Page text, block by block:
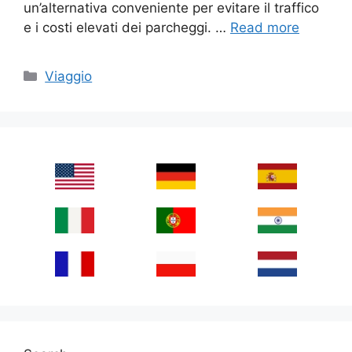
un’alternativa conveniente per evitare il traffico
e i costi elevati dei parcheggi. … Read more
Categories
Viaggio